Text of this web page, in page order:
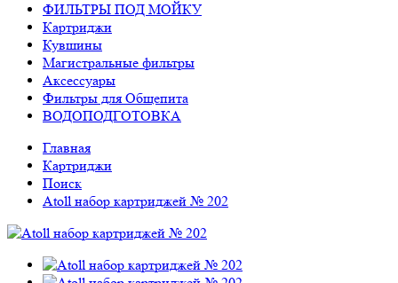
Оплата
Доставка
Вопрос-ответ
Сервис
ФИЛЬТРЫ ПОД МОЙКУ
Картриджи
Кувшины
Магистральные фильтры
Аксессуары
Фильтры для Общепита
ВОДОПОДГОТОВКА
Главная
Картриджи
Поиск
Atoll набор картриджей № 202